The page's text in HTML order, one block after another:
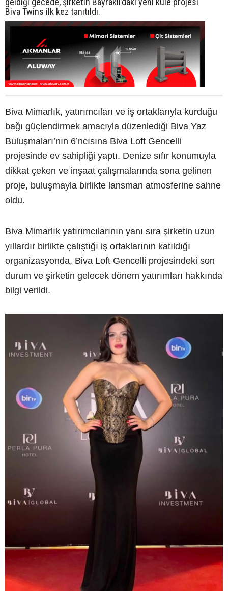
Biva Twins ilk kez tanıtıldı.
Biva Mimarlık, yatırımcıları ve iş ortaklarıyla kurduğu
bağı güçlendirmek amacıyla düzenlediği Biva Yaz
Buluşmaları’nın 6’ncısına Biva Loft Gencelli
projesinde ev sahipliği yaptı. Denize sıfır konumuyla
dikkat çeken ve inşaat çalışmalarında sona gelinen
proje, buluşmayla birlikte lansman atmosferine sahne
oldu.
Biva Mimarlık yatırımcılarının yanı sıra şirketin uzun
yıllardır birlikte çalıştığı iş ortaklarının katıldığı
organizasyonda, Biva Loft Gencelli projesindeki son
durum ve şirketin gelecek dönem yatırımları hakkında
bilgi verildi.